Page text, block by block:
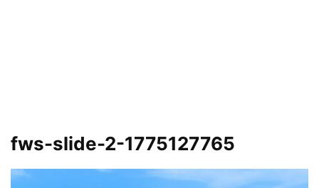
fws-slide-2-1775127765